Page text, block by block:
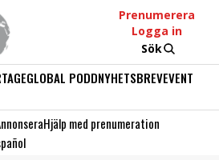
Prenumerera
Logga in
Sök
GLOBAL PODDNYHETSBREVEVENT
Hjälp med prenumeration